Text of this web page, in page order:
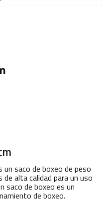
un saco de boxeo de peso
alta calidad para un uso
saco de boxeo es un
de boxeo.